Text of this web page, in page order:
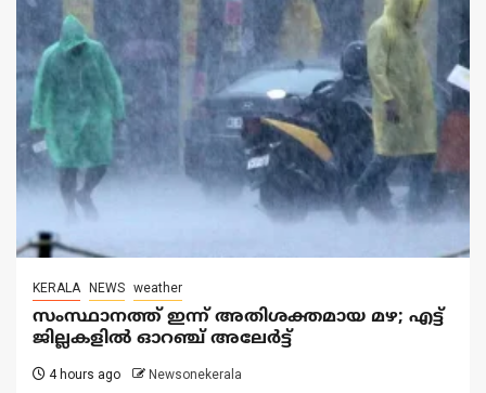
KERALA NEWS weather
സംസ്ഥാനത്ത് ഇന്ന് അതിശക്തമായ മഴ; എട്ട്
ജില്ലകളിൽ ഓറഞ്ച് അലേര്‍ട്ട്
4 hours ago Newsonekerala